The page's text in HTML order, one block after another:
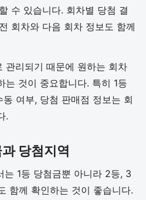
수 있습니다. 회차별 당첨 결
회차와 다음 회차 정보도 함께
관리되기 때문에 원하는 회차
는 것이 중요합니다. 특히 1등
동 여부, 당첨 판매점 정보는 회
.
당첨지역
1등 당첨금뿐 아니라 2등, 3
함께 확인하는 것이 좋습니다.